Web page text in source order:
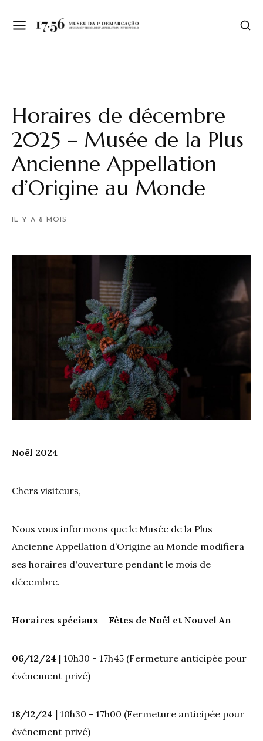
Horaires de décembre
2025 – Musée de la Plus
Ancienne Appellation
d’Origine au Monde
IL Y A 8 MOIS
Noël 2024
Chers visiteurs,
Nous vous informons que le Musée de la Plus
Ancienne Appellation d’Origine au Monde modifiera
ses horaires d'ouverture pendant le mois de
décembre.
Horaires spéciaux – Fêtes de Noël et Nouvel An
06/12/24 | 10h30 - 17h45 (Fermeture anticipée pour
événement privé)
18/12/24 | 10h30 - 17h00 (Fermeture anticipée pour
événement privé)